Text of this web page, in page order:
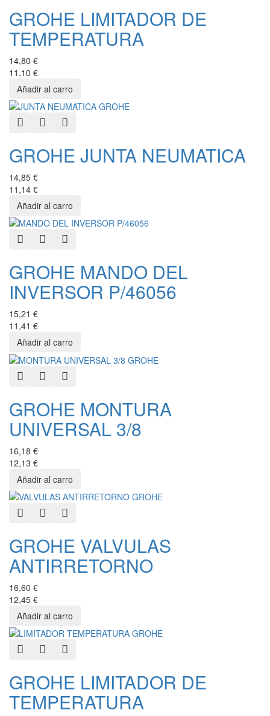
GROHE LIMITADOR DE
TEMPERATURA
14,80 €
11,10 €
Quick ViewAdd to Wishlist
GROHE JUNTA NEUMATICA
14,85 €
11,14 €
Quick ViewAdd to Wishlist
GROHE MANDO DEL
INVERSOR P/46056
15,21 €
11,41 €
Quick ViewAdd to Wishlist
GROHE MONTURA
UNIVERSAL 3/8
16,18 €
12,13 €
Quick ViewAdd to Wishlist
GROHE VALVULAS
ANTIRRETORNO
16,60 €
12,45 €
Quick ViewAdd to Wishlist
GROHE LIMITADOR DE
TEMPERATURA